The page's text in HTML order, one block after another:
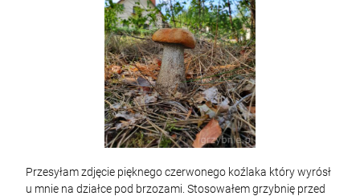
Przesyłam zdjęcie pięknego czerwonego koźlaka który wyrósł
u mnie na działce pod brzozami. Stosowałem grzybnię przed